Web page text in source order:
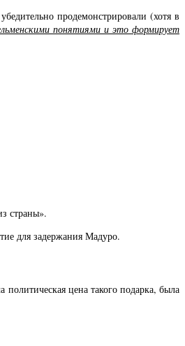
продемонстрировали (хотя в
понятиями и это формирует
страны».
для задержания Мадуро.
цена такого подарка, была